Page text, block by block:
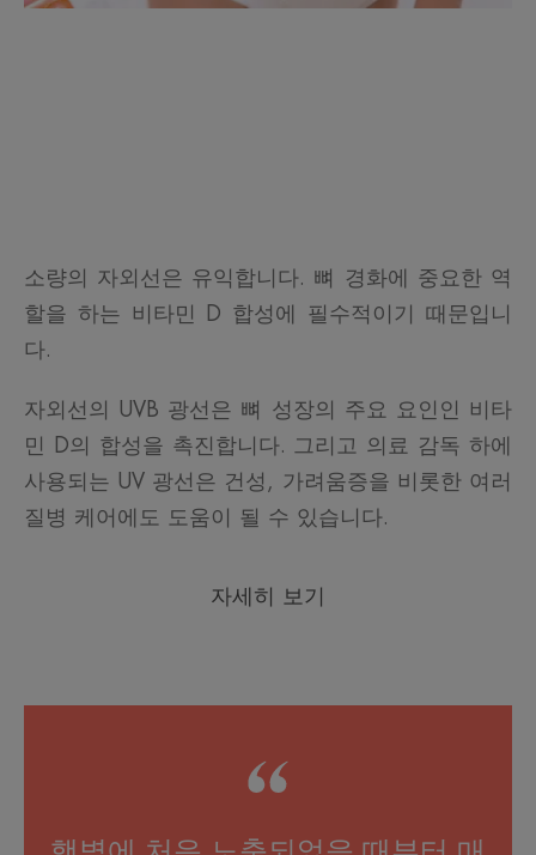
소량의 자외선은 유익합니다. 뼈 경화에 중요한 역
할을 하는 비타민 D 합성에 필수적이기 때문입니
다.
자외선의 UVB 광선은 뼈 성장의 주요 요인인 비타
민 D의 합성을 촉진합니다. 그리고 의료 감독 하에
사용되는 UV 광선은 건성, 가려움증을 비롯한 여러
질병 케어에도 도움이 될 수 있습니다.
자세히 보기